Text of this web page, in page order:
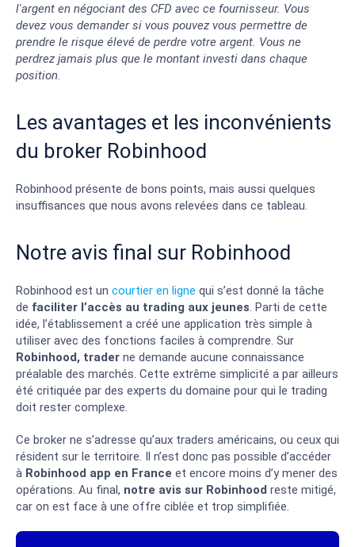
l'argent en négociant des CFD avec ce fournisseur. Vous
devez vous demander si vous pouvez vous permettre de
prendre le risque élevé de perdre votre argent. Vous ne
perdrez jamais plus que le montant investi dans chaque
position.
Les avantages et les inconvénients
du broker Robinhood
Robinhood présente de bons points, mais aussi quelques
insuffisances que nous avons relevées dans ce tableau.
Notre avis final sur Robinhood
Robinhood est un courtier en ligne qui s’est donné la tâche
de faciliter l’accès au trading aux jeunes. Parti de cette
idée, l’établissement a créé une application très simple à
utiliser avec des fonctions faciles à comprendre. Sur
Robinhood, trader ne demande aucune connaissance
préalable des marchés. Cette extrême simplicité a par ailleurs
été critiquée par des experts du domaine pour qui le trading
doit rester complexe.
Ce broker ne s’adresse qu’aux traders américains, ou ceux qui
résident sur le territoire. Il n’est donc pas possible d’accéder
à Robinhood app en France et encore moins d’y mener des
opérations. Au final, notre avis sur Robinhood reste mitigé,
car on est face à une offre ciblée et trop simplifiée.